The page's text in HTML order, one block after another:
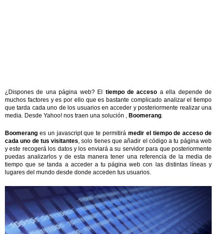
¿Dispones de una página web? El tiempo de acceso a ella depende de
muchos factores y es por ello que es bastante complicado analizar el tiempo
que tarda cada uno de los usuarios en acceder y posteriormente realizar una
media. Desde Yahoo! nos traen una solución , Boomerang.
Boomerang es un javascript que te permitirá medir el tiempo de acceso de
cada uno de tus visitantes, solo tienes que añadir el código a tu página web
y este recogerá los datos y los enviará a su servidor para que posteriormente
puedas analizarlos y de esta manera tener una referencia de la media de
tiempo que se tanda a acceder a tu página web con las distintas líneas y
lugares del mundo desde donde acceden tus usuarios.